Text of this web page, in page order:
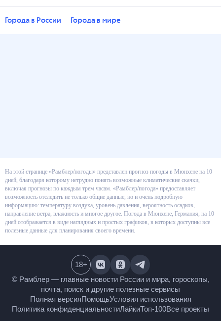
Города в России Города в мире
На этой странице «Рамблер/погоды» представлен прогноз погоды в
Мюнхене на 10 дней, благодаря которому нетрудно понять возможные
климатические скачки, включая прогнозы по каждым трем часам.
«Рамблер/погода» предоставляет возможность отследить не только
общие данные, но и очень подробную информацию: температуру воздуха,
уровень давления, вероятность осадков, направление ветра, влажность и
многое другое. Погода в Мюнхене, Германия, на 10 дней отображается в
виде наглядных и простых графиков, в которых доступны все полезные
© Рамблер — главные новости России и мира,
гороскопы, почта, поиск и другие полезные сервисы
Полная версияПомощьУсловия использования
18+